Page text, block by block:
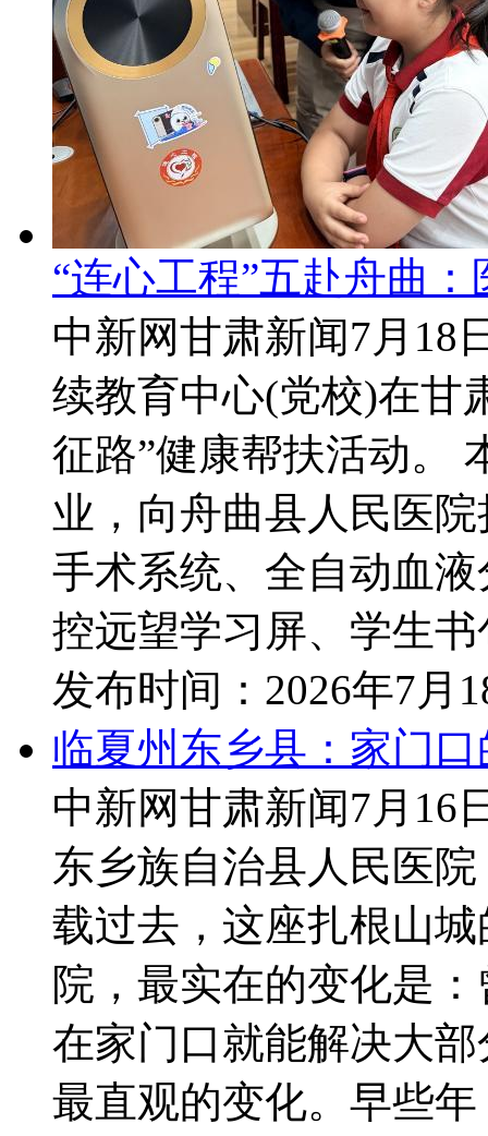
“连心工程”五赴舟曲
中新网甘肃新闻7月18
续教育中心(党校)在甘
征路”健康帮扶活动。
业，向舟曲县人民医
手术系统、全自动血
控远望学习屏、学生
发布时间： 2026年7月
临夏州东乡县：家门
中新网甘肃新闻7月16
东乡族自治县人民医
载过去，这座扎根山
院，最实在的变化是
在家门口就能解决大
最直观的变化。早些